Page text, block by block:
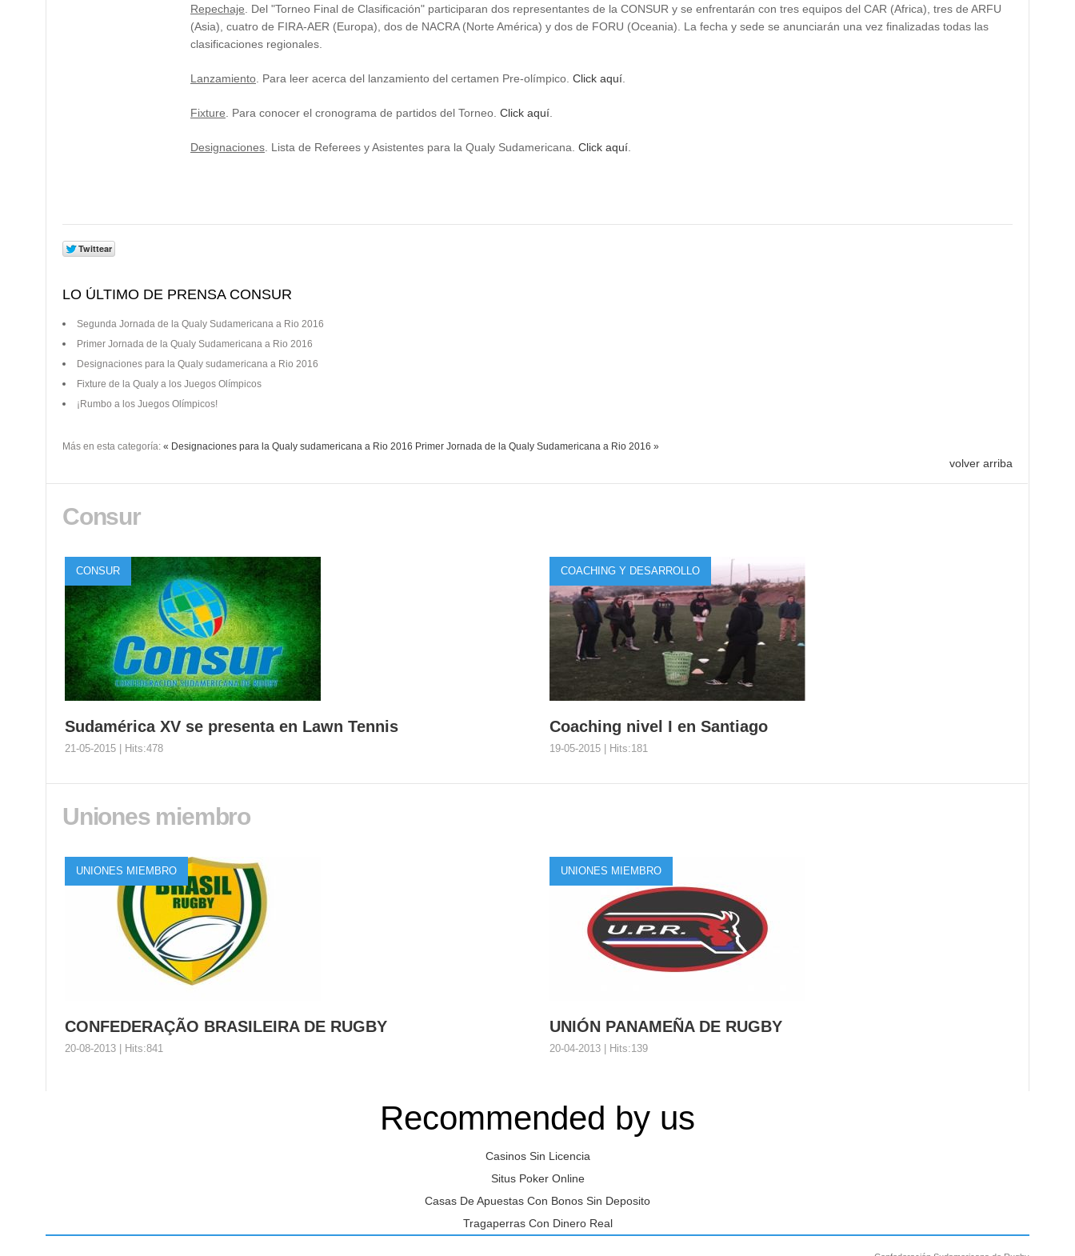
Repechaje . Del "Torneo Final de Clasificación" participaran dos representantes de la CONSUR y se enfrentarán con tres equipos del CAR (Africa), tres de ARFU
(Asia), cuatro de FIRA-AER (Europa ), dos de NACRA (Norte América) y dos de FORU (Oceania). La fecha y sede se anunciarán una vez finalizadas todas las
clasificaciones regionales.
Lanzamiento . Para leer acerca del lanzamiento del certamen Pre-olímpico. Click aquí
Fixture . Para conocer el cronograma de partidos del Torneo. Click aquí
Designaciones . Lista de Referees y Asistentes para la Qualy Sudamericana. Click aquí
LO ÚLTIMO DE PRENSA CONSUR
Segunda Jornada de la Qualy Sudamericana a Rio 2016
Primer Jornada de la Qualy Sudamericana a Rio 2016
Designaciones para la Qualy sudamericana a Rio 2016
Fixture de la Qualy a los Juegos Olímpicos
¡Rumbo a los Juegos Olímpicos!
Más en esta categoría: « Designaciones para la Qualy sudamericana a Rio 2016 Primer Jornada de la Qualy Sudamericana a Rio 2016 »
volver arriba
Consur
CONSUR
Sudamérica XV se presenta en Lawn Tennis
21-05-2015 | Hits:478
Sudamérica XV se presenta en Lawn Tennis
COACHING Y DESARROLLO
Coaching nivel I en Santiago
19-05-2015 | Hits:181
Uniones miembro
UNIONES MIEMBRO
CONFEDERAÇÃO BRASILEIRA DE RUGBY
20-08-2013 | Hits:841
CONFEDERAÇÃO BRASILEIRA DE RUGBY
UNIONES MIEMBRO
UNIÓN PANAMEÑA DE RUGBY
20-04-2013 | Hits:139
UNIÓN PANAMEÑA DE RUGBY
Recommended by us
Casinos Sin Licencia
Situs Poker Online
Casas De Apuestas Con Bonos Sin Deposito
Tragaperras Con Dinero Real